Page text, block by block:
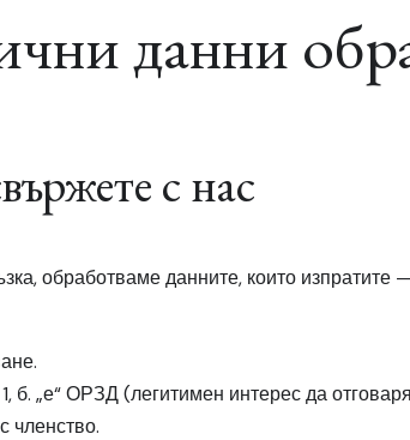
данни
с нас
обработваме данните, които
1, б. „е“ ОРЗД (легитимен интерес да
членство.